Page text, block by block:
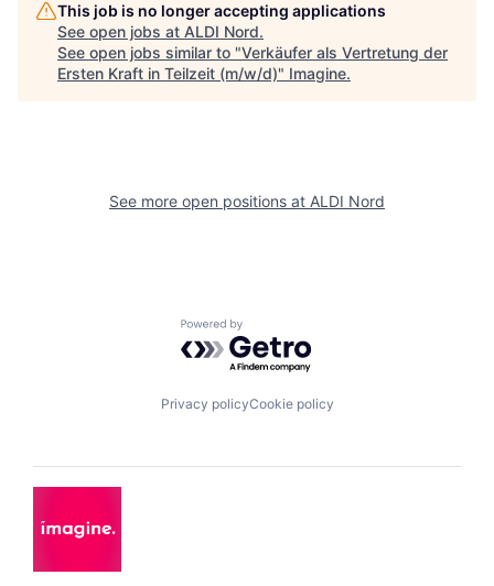
This job is no longer accepting applications
See open jobs at ALDI Nord.
See open jobs similar to "Verkäufer als Vertretung der
Ersten Kraft in Teilzeit (m/w/d)" Imagine.
See more open positions at ALDI Nord
Powered by Getro.com
Privacy policyCookie policy